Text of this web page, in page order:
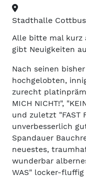
Stadthalle
Alle bitte mal kurz
gibt Neuigkeiten
Nach seinen
hochgelobten,
zurecht
MICH NICHT!",
und zuletzt "FAST
unverbesserlich
Spandauer
neuestes,
wunderbar
WAS" locker-